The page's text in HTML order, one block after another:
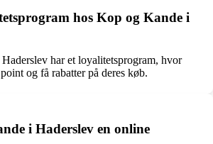
hos Kop og Kande i
har et loyalitetsprogram, hvor
og få rabatter på deres køb.
i Haderslev en online